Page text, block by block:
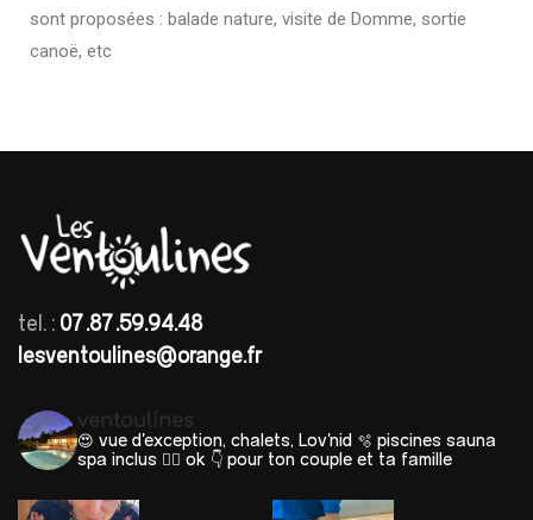
sont proposées : balade nature, visite de Domme, sortie
canoë, etc
tel. : 07.87.59.94.48
lesventoulines@orange.fr
ventoulines
😍 vue d'exception, chalets, Lov'nid 🫧 piscines sauna
spa inclus 🐕‍🦺 ok 👇 pour ton couple et ta famille